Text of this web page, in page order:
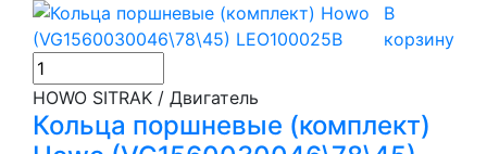
В
корзину
HOWO SITRAK / Двигатель
Кольца поршневые (комплект)